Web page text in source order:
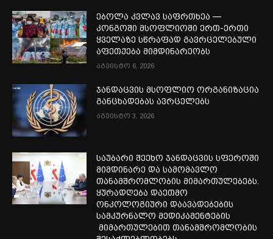
ებოლა კვლავ საფრთხეა —
კონგოში მსოფლიოში ერთ-ერთი
ყველაზე სწრაფად გავრცელებული
აფეთქება მიმდინარეობს
აგვისტო 6, 2026
ჯანდაცვის მსოფლიო ორგანიზაცია
განცხადებას ავრცელებს
აგვისტო 3, 2026
საუბარი შეეხო ჯანდაცვის სფეროში
მიმდინარე და სამომავლო
თანამშრომლობის მიმართულებებს.
ყურადღება დაეთმო
ონკოლოგიური დაავადებების
სამკურნალო მედიკამენტების
მიმართულებით თანამშრომლობის